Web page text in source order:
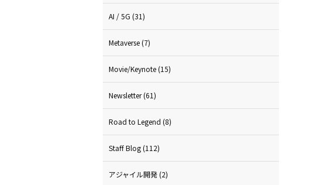
AI / 5G (31)
Metaverse(7)
Movie/Keynote(15)
Newsletter(61)
Road to Legend (8)
Staff Blog(112)
アジャイル開発(2)